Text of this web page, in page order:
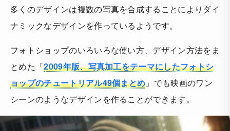
多くのデザインは複数の写真を合成することによりダイ
ナミックなデザインを作っているようです。
フォトショップのいろいろな使い方、デザイン方法をま
とめた「2009年版、写真加工をテーマにしたフォトシ
ョップのチュートリアル49個まとめ 」でも映画のワン
シーンのようなデザインを作ることができます。